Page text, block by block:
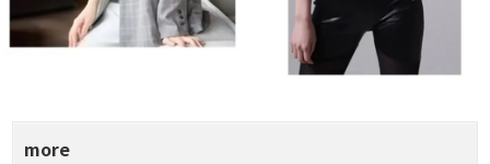
more